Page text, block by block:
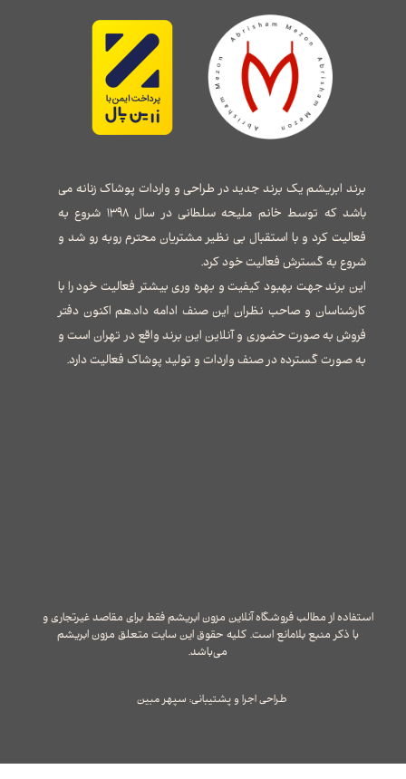
برند ابریشم یک برند جدید در طراحی و واردات پوشاک زنانه می
باشد که توسط خانم ملیحه سلطانی در سال ۱۳۹۸ شروع به
فعالیت کرد و با استقبال بی نظیر مشتریان محترم روبه رو شد و
شروع به گسترش فعالیت خود کرد.
این برند جهت بهبود کیفیت و بهره وری بیشتر فعالیت خود را با
کارشناسان و صاحب نظران این صنف ادامه داد.هم اکنون دفتر
فروش به صورت حضوری و آنلاین این برند واقع در تهران است و
به صورت گسترده در صنف واردات و تولید پوشاک فعالیت دارد.
طراحی اجرا و پشتیبانی: سپهر مبین
استفاده از مطالب فروشگاه آنلاین مزون ابریشم فقط برای مقاصد غیرتجاری و
با ذکر منبع بلامانع است. کلیه حقوق این سایت متعلق مزون ابریشم
می‌باشد.